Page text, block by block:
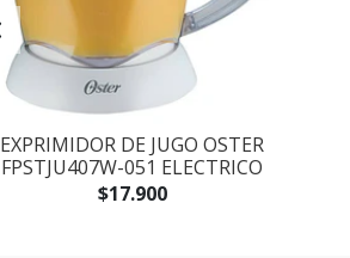
EXPRIMIDOR DE JUGO OSTER
FPSTJU407W-051 ELECTRICO
$17.900